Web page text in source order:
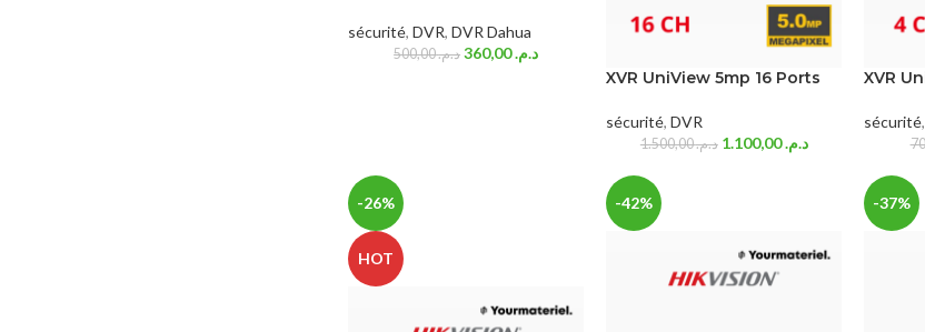
sécurité, DVR, DVR Dahua
د.م.500,00 د.م.360,00
XVR UniView 5mp 16 Ports
sécurité, DVR
د.م.1.500,00 د.م.1.100,00
XVR
sécurité,
-26%
HOT
-42% -37%